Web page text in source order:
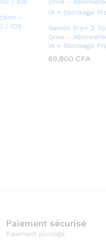
–
/ IOS
Gemini Pro+ 2
Drive –
IA + Stockage
69.800 CFA
Paiement sécurisé
Paiement protégé